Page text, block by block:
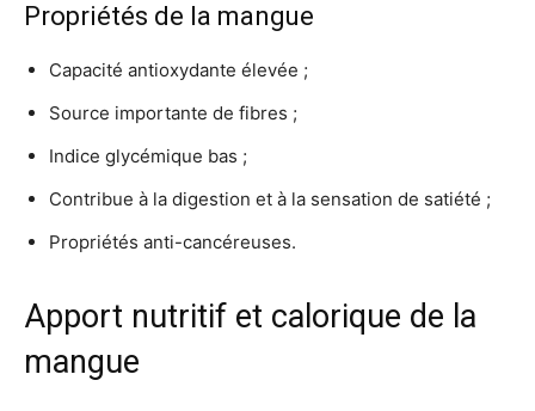
Propriétés de la mangue
Capacité antioxydante élevée ;
Source importante de fibres ;
Indice glycémique bas ;
Contribue à la digestion et à la sensation de satiété ;
Propriétés anti-cancéreuses.
Apport nutritif et calorique de la
mangue